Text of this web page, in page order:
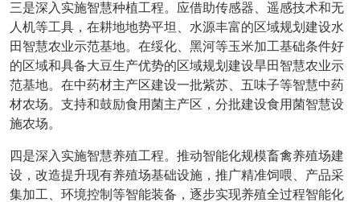
三是深入实施智慧种植工程。应借助传感器、遥感技术和无
人机等工具，在耕地地势平坦、水源丰富的区域规划建设水
田智慧农业示范基地。在绥化、黑河等玉米加工基础条件好
的区域和具备大豆生产优势的区域规划建设旱田智慧农业示
范基地。在中药材主产区建设一批紫苏、五味子等智慧中药
材农场。支持和鼓励食用菌主产区，分批建设食用菌智慧设
施农场。
四是深入实施智慧养殖工程。推动智能化规模畜禽养殖场建
设，改造提升现有养殖场基础设施，推广精准饲喂、产品采
集加工、环境控制等智能装备，逐步实现养殖全过程智能化